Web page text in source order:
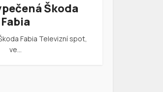
Škoda
Fabia
Fabia Televizní spot,
ve…